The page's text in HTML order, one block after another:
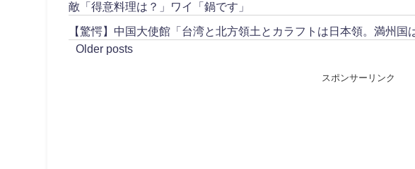
敵「得意料理は？」ワイ「鍋です」
【驚愕】中国大使館「台湾と北方領土とカラフトは日本領。満州国
Older posts
スポンサーリンク